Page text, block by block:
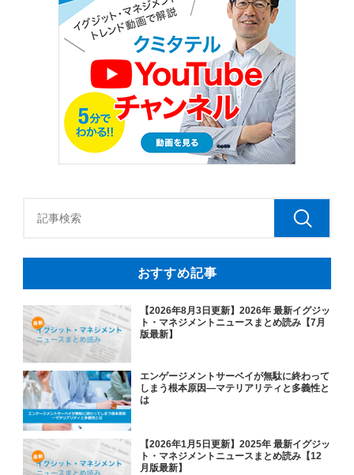
おすすめ記事
【2026年8月3日更新】2026年 最新イグジッ
ト・マネジメントニュースまとめ読み【7月
版最新】
エンゲージメントサーベイが無駄に終わって
しまう根本原因―マテリアリティと多義性と
は
【2026年1月5日更新】2025年 最新イグジッ
ト・マネジメントニュースまとめ読み【12
月版最新】